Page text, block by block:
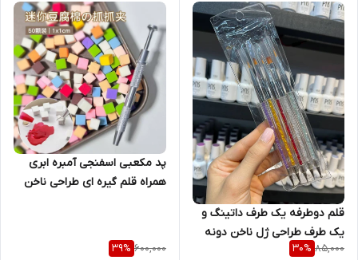
قلم دوطرفه یک طرف داتینگ و
یک طرف طراحی ژل ناخن دونه
ای
85,000
30%
پد مکعبی اسفنجی آمبره ابری
همراه قلم گیره ای طراحی ناخن
600,000
39%